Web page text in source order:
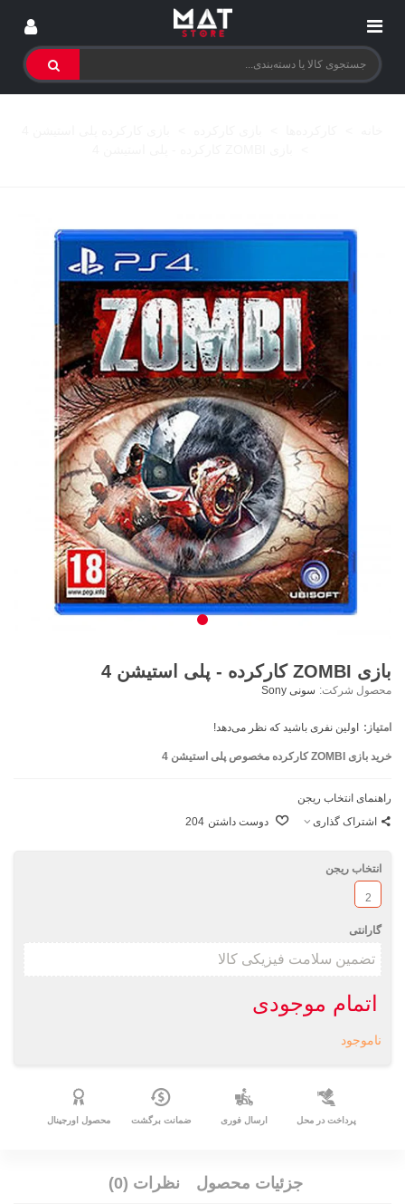
بازی ZOMBI کارکرده - پلی استیشن 4
محصول شرکت: سونی Sony
امتیاز: اولین نفری باشید که نظر می‌دهد!
خرید بازی ZOMBI کارکرده مخصوص پلی استیشن 4
راهنمای انتخاب ریجن
اشتراک گذاری
دوست داشتن 204
انتخاب ریجن
2
گارانتی
اتمام موجودی
ناموجود
پرداخت در محل ارسال فوری ضمانت برگشت محصول اورجینال
جزئیات محصول نظرات (0)